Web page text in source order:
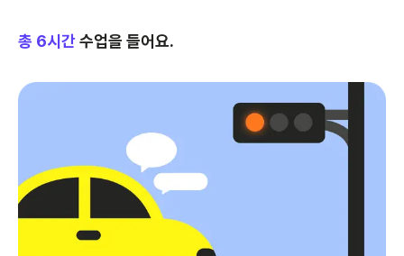
총 6시간수업을 들어요.